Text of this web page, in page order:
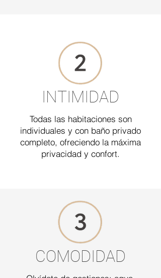
INTIMIDAD
Todas las habitaciones son
individuales y con baño privado
completo, ofreciendo la máxima
privacidad y confort.
COMODIDAD